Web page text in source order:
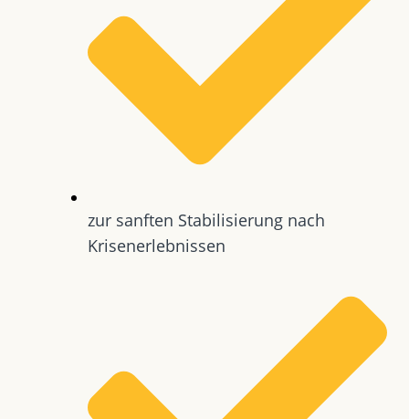
zur sanften Stabilisierung nach
Krisenerlebnissen